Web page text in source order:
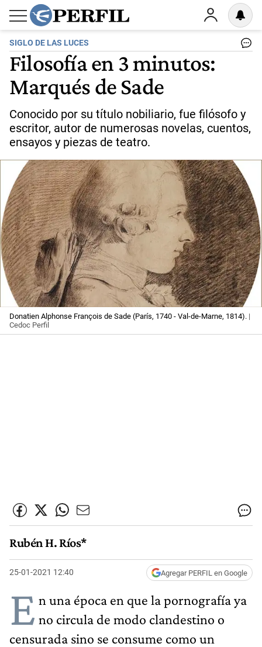
SIGLO DE LAS LUCES
Filosofía en 3 minutos:
Marqués de Sade
Conocido por su título nobiliario, fue filósofo y
escritor, autor de numerosas novelas, cuentos,
ensayos y piezas de teatro.
Donatien Alphonse François de Sade (París, 1740 - Val-de-Marne, 1814). |
Cedoc Perfil
Rubén H. Ríos*
25-01-2021 12:40 Agregar PERFIL en Google
E n una época en que la pornografía ya
no circula de modo clandestino o
censurada sino se consume como un